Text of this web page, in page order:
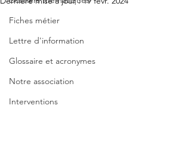
Fiches métier
Lettre d'information
Glossaire et acronymes
Notre association
Interventions